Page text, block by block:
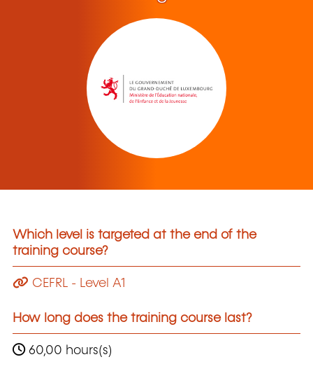
Which level is targeted at the end of the
training course?
CEFRL - Level A1
How long does the training course last?
60,00 hours(s)